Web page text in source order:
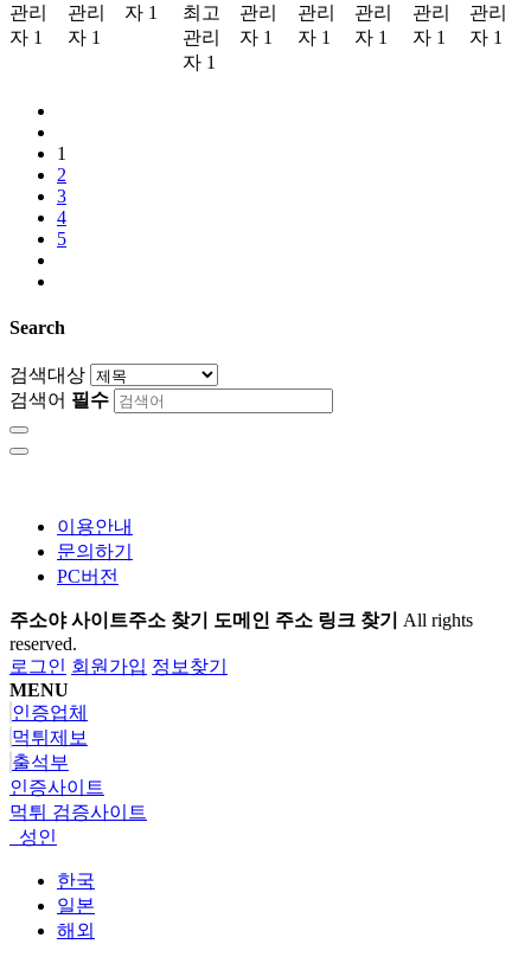
관리
자 1
관리
자 1
자 1
최고
관리
자 1
관리
자 1
관리
자 1
관리
자 1
관리
자 1
관리
자 1
1
2
3
4
5
Search
검색대상
검색어 필수
이용안내
문의하기
PC버전
주소야 사이트주소 찾기 도메인 주소 링크 찾기 All rights
reserved.
로그인 회원가입 정보찾기
MENU
인증업체
먹튀제보
출석부
인증사이트
먹튀 검증사이트
성인
한국
일본
해외